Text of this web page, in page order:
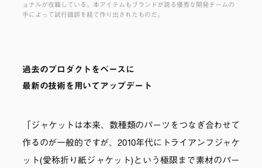
ョナルが在籍している。本アイテムもブランドが誇る優秀な開発チームの
手によって試行錯誤を経て作り出されたものだ。
過去のプロダクトをベースに
最新の技術を用いてアップデート
「ジャケットは本来、数種類のパーツをつなぎ合わせて
作るのが一般的ですが、2010年代にトライアンフジャケ
ット(愛称折り紙ジャケット)という極限まで素材のパー